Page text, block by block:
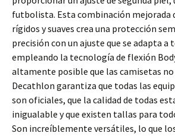
futbolista. Esta combinación mejorada
rígidos y suaves crea una protección
precisión con un ajuste que se adapta a
empleando la tecnología de flexión
altamente posible que las camisetas
Decathlon garantiza que todas las
son oficiales, que la calidad de todas
inigualable y que existen tallas para
Son increíblemente versátiles, lo que